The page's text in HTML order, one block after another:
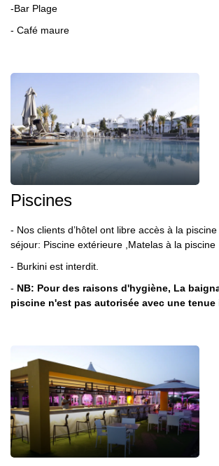
-Bar Plage
- Café maure
Piscines
- Nos clients d’hôtel ont libre accès à la
séjour: Piscine extérieure ,Matelas à la piscine
- Burkini est interdit.
- NB: Pour des raisons d'hygiène, La
piscine n'est pas autorisée avec une tenue